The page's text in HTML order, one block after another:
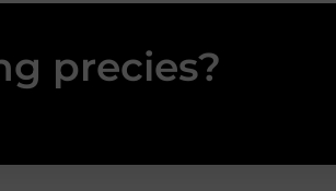
precies?